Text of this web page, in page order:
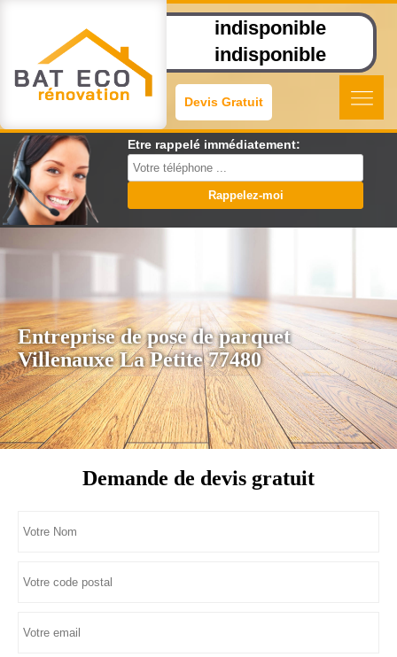
indisponible
indisponible
Devis Gratuit
Etre rappelé immédiatement:
Entreprise de pose de parquet
Villenauxe La Petite 77480
Demande de devis gratuit